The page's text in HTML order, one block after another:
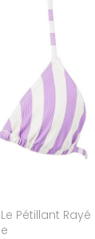
Pétillant Rayé